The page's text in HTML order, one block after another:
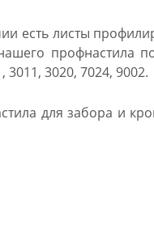
есть листы
профнастила
3020, 7024, 9002.
для забора и